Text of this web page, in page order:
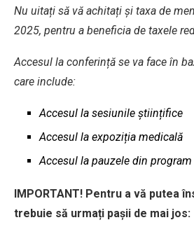
Nu uitați să vă achitați și taxa de
2025, pentru a beneficia de taxele
Accesul la conferință se va face în
care include:
Accesul la sesiunile științifice
Accesul la expoziția medicală
Accesul la pauzele din program
IMPORTANT! Pentru a vă putea
trebuie să urmați pașii de mai jos: